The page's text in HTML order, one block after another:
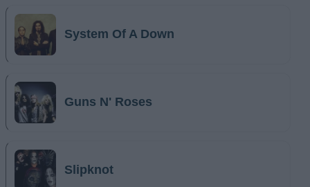
System Of A Down
Guns N' Roses
Slipknot